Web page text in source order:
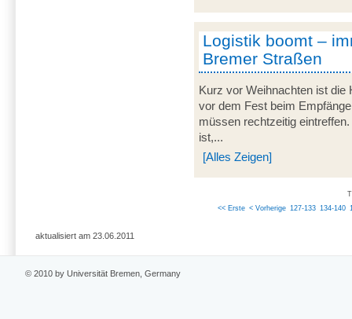
Logistik boomt –
Bremer Straßen
Kurz vor Weihnachten ist die
vor dem Fest beim
müssen rechtzeitig
ist,...
[Alles Zeigen]
<< Erste < Vorherige 127-133 134-140
aktualisiert am 23.06.2011
© 2010 by Universität Bremen, Germany